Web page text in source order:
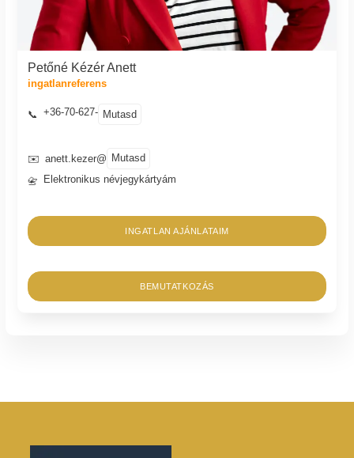
Petőné Kézér Anett
ingatlanreferens
📞 +36-70-627- Mutasd
✉️ anett.kezer@ Mutasd
📇 Elektronikus névjegykártyám
INGATLAN AJÁNLATAIM
BEMUTATKOZÁS